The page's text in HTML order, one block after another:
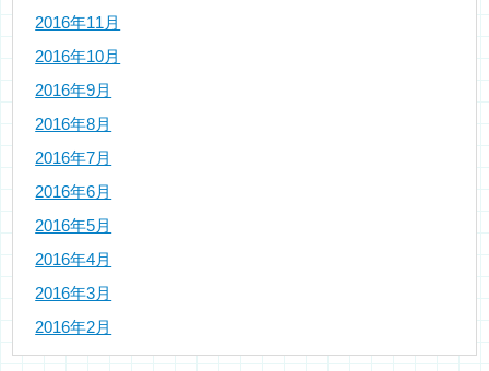
2016年11月
2016年10月
2016年9月
2016年8月
2016年7月
2016年6月
2016年5月
2016年4月
2016年3月
2016年2月